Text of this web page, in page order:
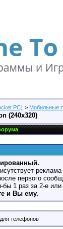
PC) > Мобильные
(240x320)
реклама
первого
1 раз за 2-е
и Вы ему.
телефонов